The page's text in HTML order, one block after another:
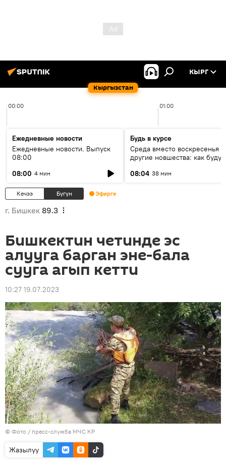
Кыргызстан
КЫРГ
00:00 01:00
Ежедневные новости
Ежедневные новости. Выпуск
08:00
08:00 4 мин
Будь в курсе
Среда вместо воскресенья и
другие новшества: как будут
08:04 38 мин
Кечээ Бүгүн Эфирге
г. Бишкек 89.3
Бишкектин четинде эс
алууга барган эне-бала
сууга агып кетти
10:27 19.07.2023
© Фото / пресс-служба МЧС КР
Жазылуу